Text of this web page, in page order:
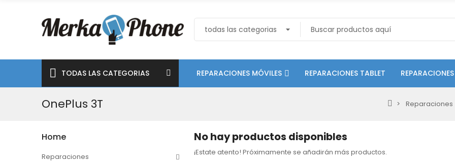
TODAS LAS CATEGORIAS REPARACIONES MÓVILES REPARACIONES TABLET
OnePlus 3T Reparaciones
Home
Reparaciones
No hay productos disponibles
¡Estate atento! Próximamente se añadirán más productos.